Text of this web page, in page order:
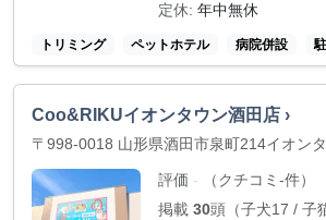
定休: 年中無休
トリミング ペットホテル 病院併設
Coo&RIKUイオンタウン酒田店 ›
〒998-0018 山形県酒田市泉町214イオン
評価 -
（クチコミ-件）
掲載 30頭（子犬17 / 子